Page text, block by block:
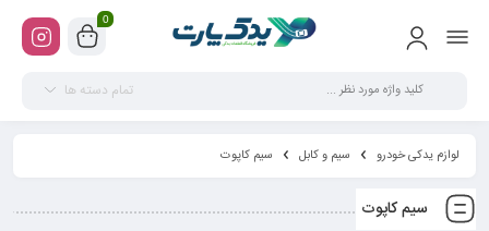
0
تمام دسته ها
لوازم یدکی خودرو سیم و کابل سیم کاپوت
سیم کاپوت